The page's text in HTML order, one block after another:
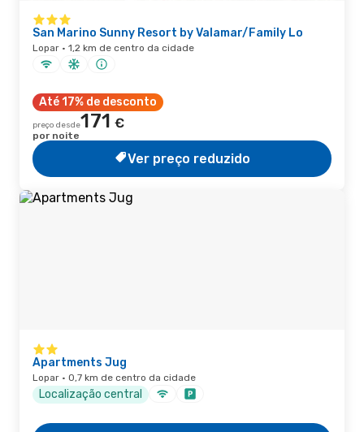
San Marino Sunny Resort by Valamar/Family Lo
Lopar · 1,2 km de centro da cidade
Até 17% de desconto
preço desde171 €
por noite
Ver preço reduzido
Apartments Jug
Lopar · 0,7 km de centro da cidade
Localização central